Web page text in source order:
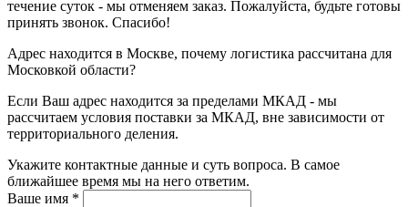
течение суток - мы отменяем заказ. Пожалуйста, будьте готовы
принять звонок. Спасибо!
Адрес находится в Москве, почему логистика рассчитана для
Московкой области?
Если Ваш адрес находится за пределами МКАД - мы
рассчитаем условия поставки за МКАД, вне зависимости от
территориального деления.
Укажите контактные данные и суть вопроса. В самое
ближайшее время мы на него ответим.
Ваше имя *